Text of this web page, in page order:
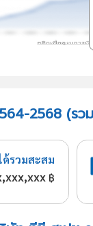
2568 (ร
ด้รวมสะสม
฿